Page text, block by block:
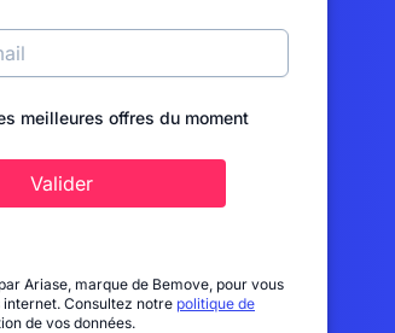
meilleures offres du moment
Valider
Ariase, marque de Bemove, pour vous
Consultez notre politique de
de vos données.